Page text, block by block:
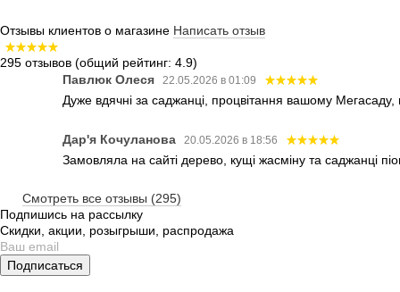
Отзывы клиентов о магазине Написать отзыв
295 отзывов (общий рейтинг: 4.9)
Павлюк Олеся
22.05.2026 в 01:09
Дуже вдячні за саджанці, процвітання вашому
Дар'я Кочуланова 20.05.2026 в 18:56
Замовляла на сайті дерево, кущі жасміну та саджанці
Смотреть все отзывы (295)
Подпишись на рассылку
Скидки, акции, розыгрыши, распродажа
Подписаться